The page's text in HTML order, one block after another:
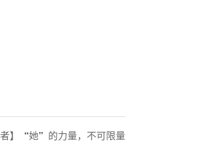
者】“她”的力量，不可限量